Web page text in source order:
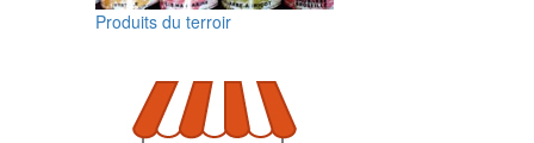
Produits du terroir